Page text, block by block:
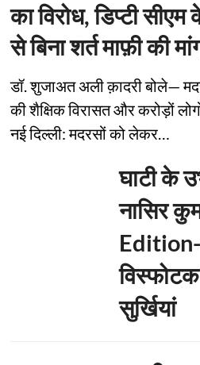
का विरोध, डिप्टी
से बिना शर्त माफ़ी की
डॉ. शुजाअत अली क़ादरी बोले—
की शैक्षिक विरासत और करोड़ों
नई दिल्ली: मदरसों को लेकर…
घाटी के
नासिर
विस्फोटक
सुर्खियां